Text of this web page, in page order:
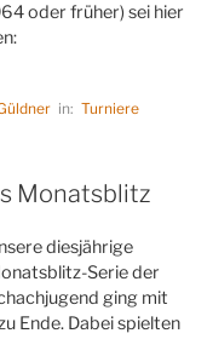
oder früher) sei hier
in:Turniere
Monatsblitz
diesjährige
Serie der
ging mit
Ende. Dabei spielten